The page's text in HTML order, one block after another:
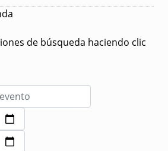
de búsqueda haciendo clic